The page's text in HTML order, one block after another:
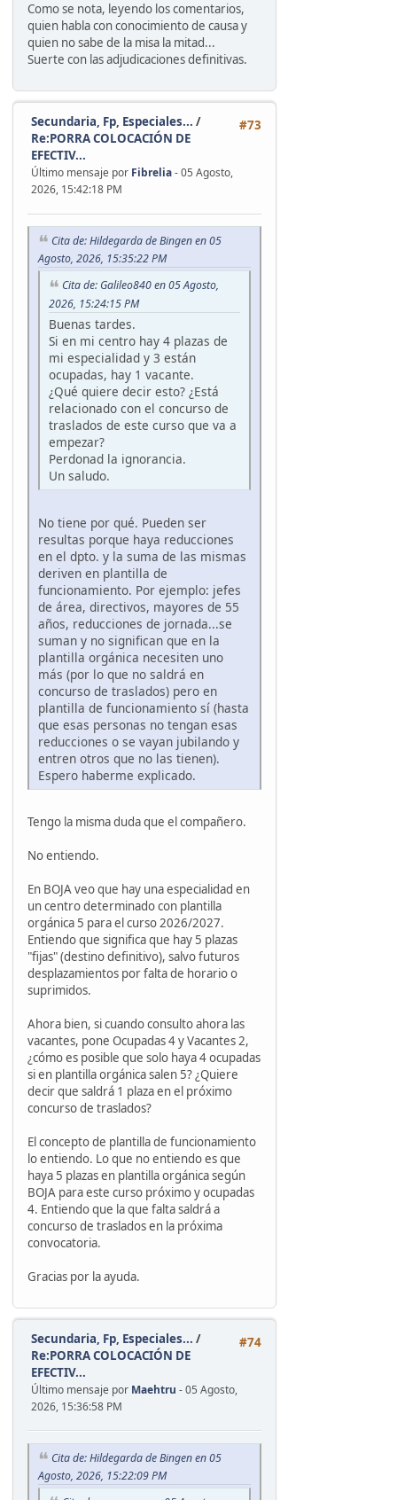
Como se nota, leyendo los comentarios,
quien habla con conocimiento de causa y
quien no sabe de la misa la mitad...
Suerte con las adjudicaciones definitivas.
#73
Secundaria, Fp, Especiales... /
Re:PORRA COLOCACIÓN DE
EFECTIV...
Último mensaje por Fibrelia- 05 Agosto,
2026, 15:42:18 PM
Cita de: Hildegarda de Bingen en 05
Agosto, 2026, 15:35:22 PM
Cita de: Galileo840 en 05 Agosto,
2026, 15:24:15 PM
Buenas tardes.
Si en mi centro hay 4 plazas de
mi especialidad y 3 están
ocupadas, hay 1 vacante.
¿Qué quiere decir esto? ¿Está
relacionado con el concurso de
traslados de este curso que va a
empezar?
Perdonad la ignorancia.
Un saludo.
No tiene por qué. Pueden ser
resultas porque haya reducciones
en el dpto. y la suma de las mismas
deriven en plantilla de
funcionamiento. Por ejemplo: jefes
de área, directivos, mayores de 55
años, reducciones de jornada...se
suman y no significan que en la
plantilla orgánica necesiten uno
más (por lo que no saldrá en
concurso de traslados) pero en
plantilla de funcionamiento sí (hasta
que esas personas no tengan esas
reducciones o se vayan jubilando y
entren otros que no las tienen).
Espero haberme explicado.
Tengo la misma duda que el compañero.
No entiendo.
En BOJA veo que hay una especialidad en
un centro determinado con plantilla
orgánica 5 para el curso 2026/2027.
Entiendo que significa que hay 5 plazas
"fijas" (destino definitivo), salvo futuros
desplazamientos por falta de horario o
suprimidos.
Ahora bien, si cuando consulto ahora las
vacantes, pone Ocupadas 4 y Vacantes 2,
¿cómo es posible que solo haya 4 ocupadas
si en plantilla orgánica salen 5? ¿Quiere
decir que saldrá 1 plaza en el próximo
concurso de traslados?
El concepto de plantilla de funcionamiento
lo entiendo. Lo que no entiendo es que
haya 5 plazas en plantilla orgánica según
BOJA para este curso próximo y ocupadas
4. Entiendo que la que falta saldrá a
concurso de traslados en la próxima
convocatoria.
Gracias por la ayuda.
#74
Secundaria, Fp, Especiales... /
Re:PORRA COLOCACIÓN DE
EFECTIV...
Último mensaje por Maehtru - 05 Agosto,
2026, 15:36:58 PM
Cita de: Hildegarda de Bingen en 05
Agosto, 2026, 15:22:09 PM